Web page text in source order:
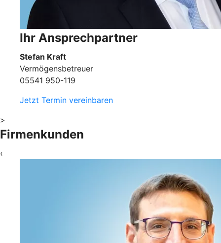
Ihr Ansprechpartner
Stefan Kraft
Vermögensbetreuer
05541 950-119
Jetzt Termin vereinbaren
>
Firmenkunden
‹